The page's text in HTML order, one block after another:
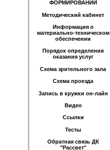
ФОРМИРОВАНИЙ
Методический кабинет
Информация о
материально-техническом
обеспечении
Порядок определения
оказания услуг
Схема зрительного зала
Схема проезда
Запись в кружки он-лайн
Видео
Ссылки
Тесты
Обратная связь ДК
"Рассвет"